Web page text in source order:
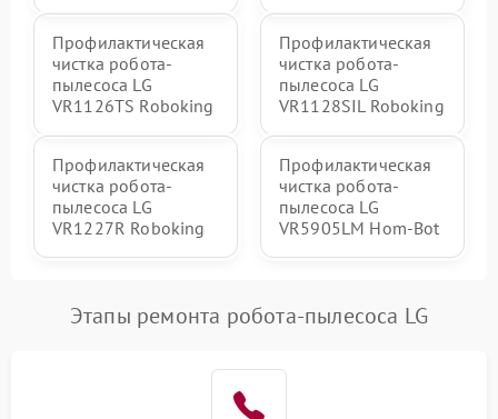
Профилактическая
чистка робота-
пылесоса LG
VR1126TS Roboking
Профилактическая
чистка робота-
пылесоса LG
VR1128SIL Roboking
Профилактическая
чистка робота-
пылесоса LG
VR1227R Roboking
Профилактическая
чистка робота-
пылесоса LG
VR5905LM Hom-Bot
Этапы ремонта робота-пылесоса LG